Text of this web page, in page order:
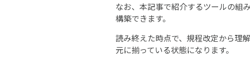
なお、本記事で紹介するツールの組
構築できます。
読み終えた時点で、規程改定から理
元に揃っている状態になります。